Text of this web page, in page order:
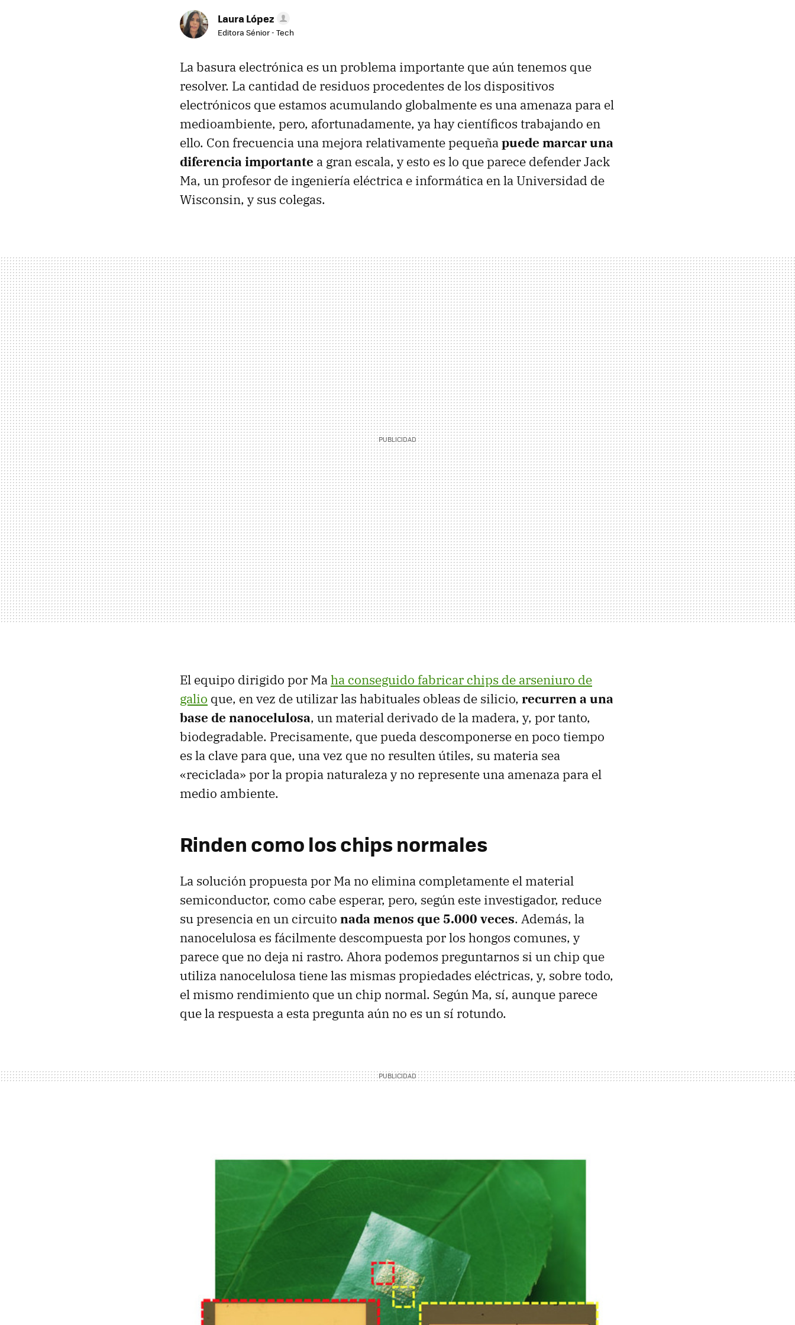
Laura López
Editora Sénior - Tech
La basura electrónica es un problema importante que aún tenemos que
resolver. La cantidad de residuos procedentes de los dispositivos
electrónicos que estamos acumulando globalmente es una amenaza para el
medioambiente, pero, afortunadamente, ya hay científicos trabajando en
ello. Con frecuencia una mejora relativamente pequeñapuede marcar una
diferencia importante a gran escala, y esto es lo que parece defender Jack
Ma, un profesor de ingeniería eléctrica e informática en la Universidad de
Wisconsin, y sus colegas.
El equipo dirigido por Maha conseguido fabricar chips de arseniuro de
galio que, en vez de utilizar las habituales obleas de silicio, recurren a una
base de nanocelulosa, un material derivado de la madera, y, por tanto,
biodegradable. Precisamente, que pueda descomponerse en poco tiempo
es la clave para que, una vez que no resulten útiles, su materia sea
«reciclada» por la propia naturaleza y no represente una amenaza para el
medio ambiente.
Rinden como los chips normales
La solución propuesta por Ma no elimina completamente el material
semiconductor, como cabe esperar, pero, según este investigador, reduce
su presencia en un circuito nada menos que 5.000 veces. Además, la
nanocelulosa es fácilmente descompuesta por los hongos comunes, y
parece que no deja ni rastro. Ahora podemos preguntarnos si un chip que
utiliza nanocelulosa tiene las mismas propiedades eléctricas, y, sobre todo,
el mismo rendimiento que un chip normal. Según Ma, sí, aunque parece
que la respuesta a esta pregunta aún no es un sí rotundo.